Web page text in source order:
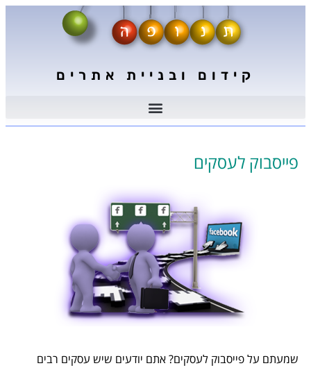
קידום ובניית אתרים
פייסבוק לעסקים
שמעתם על פייסבוק לעסקים? אתם יודעים שיש עסקים רבים